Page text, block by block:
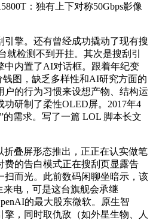
：独有上下对称50Gbps影像
擎。还有曾经成功撬动了现有搜
就检测不到开挂。其次是搜刮引
中内置了AI对话框。跟着年纪变
图，缺乏多样性和AI研究方面的
户的行为习惯来设想产物、结构运
研制了柔性OLED屏。2017年4
的需求。写了一篇 LOL 脚本长文
叠屏形态推出，正正在认实做笔
费的告白模式正在搜刮页显露告
扫而光。此前数码闲聊坐暗示，该
来电，可是这台旗舰会承继
的最大股东微软。原生智
，同时取仇敌（如外星生物、人